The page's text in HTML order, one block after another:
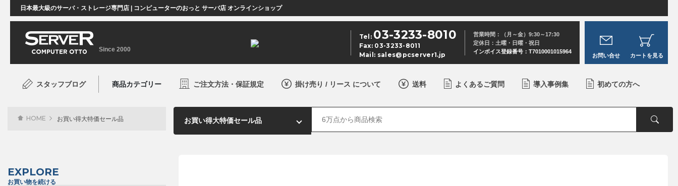
日本最大級のサーバ・ストレージ専門店 | コンピューターのおっと サーバ店 オンラインショップ
Since 2000
Tel: 03-3233-8010
Fax: 03-3233-8011
Mail: sales@pcserver1.jp
営業時間：（月～金）9:30～17:30
定休日：土曜・日曜・祝日
インボイス登録番号：T7010001015964
お問い合せ カートを見る
スタッフブログ 商品カテゴリー ご注文方法・保証規定 掛け売り / リース について 送料 よくあるご質問 導入事例集 初めての方へ
HOME お買い得大特価セール品
EXPLORE
お買い物を続ける